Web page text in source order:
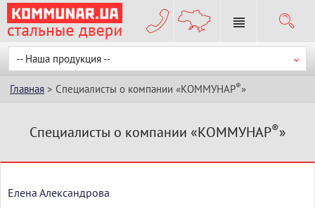
-- Наша продукция --
Главная > Специалисты о компании «КОММУНАР®»
Специалисты о компании «КОММУНАР®»
Елена Александрова